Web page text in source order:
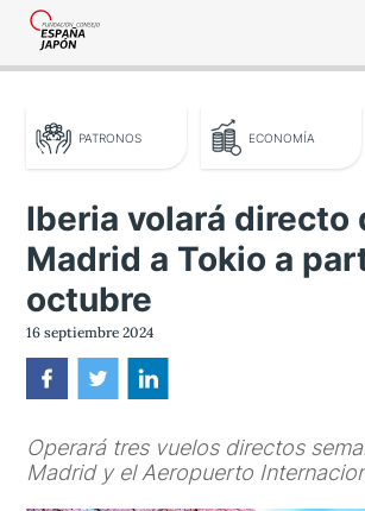
Lo
PATRONOS ECONOMÍA
Iberia volará directo
Madrid a Tokio a
octubre
16 septiembre 2024
Operará tres vuelos directos
Madrid y el Aeropuerto